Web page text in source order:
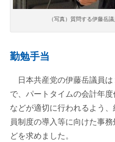
（写真）質問する伊藤岳
勤勉手当
日本共産党の伊藤岳議員は
で、パートタイムの会計年
などが適切に行われるよう
員制度の導入等に向けた事
どを求めました。